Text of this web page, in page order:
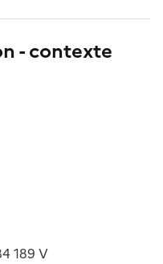
- contexte
189 V